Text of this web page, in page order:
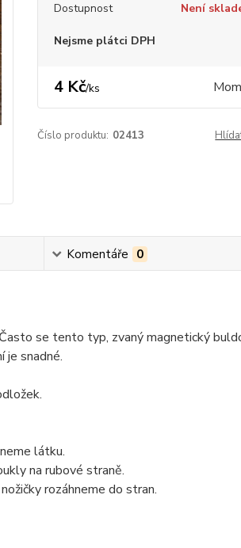
Dostupnost Není
Nejsme plátci DPH
4 Kč/ks
Číslo produktu: 02413
Komentáře 0
se tento typ, zvaný magnetický
je snadné.
látku.
na rubové straně.
rozáhneme do stran.